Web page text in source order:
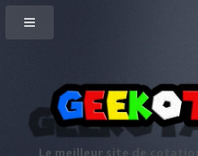
Le meilleur site de